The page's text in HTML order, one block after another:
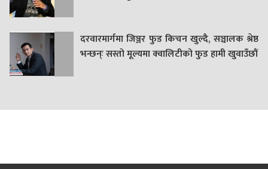
दरवारमार्गमा जिञ्जर फुड किचन खुल्दै, सञ्चालक श्रेष्ठ
भन्छन्ः सस्तो मूल्यमा क्वालिटीको फुड हामी खुवाउँछौं